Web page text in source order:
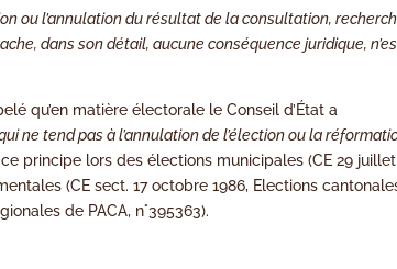
ou l’annulation du résultat de la consultation,
dans son détail, aucune conséquence juridique,
qu’en matière électorale le Conseil d’État a
ne tend pas à l’annulation de l’élection ou la
principe lors des élections municipales (CE 29 juillet
(CE sect. 17 octobre 1986, Elections
de PACA, n°395363).